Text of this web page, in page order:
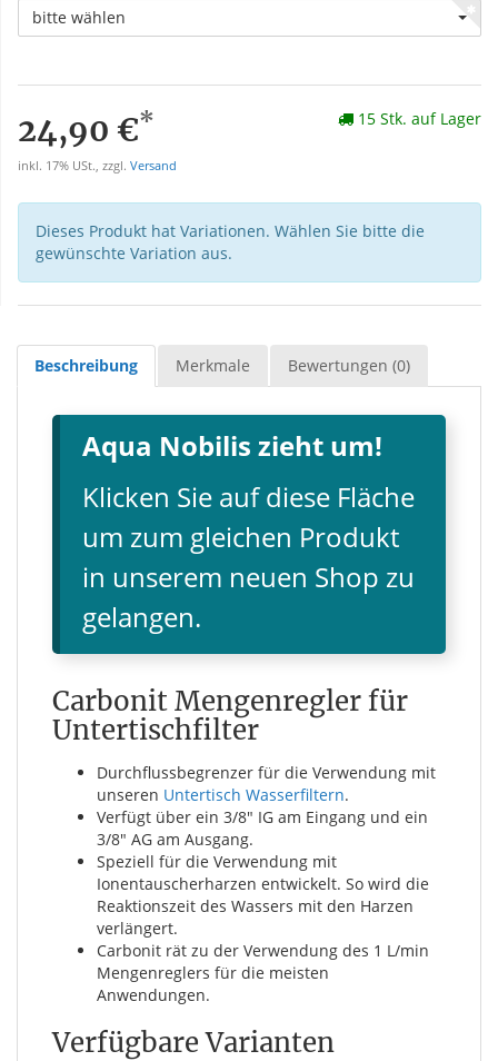
bitte wählen
24,90 €*
inkl. 17% USt., zzgl. Versand
15 Stk. auf Lager
Dieses Produkt hat Variationen. Wählen Sie bitte die
gewünschte Variation aus.
Beschreibung Merkmale Bewertungen (0)
Aqua Nobilis zieht um!
Klicken Sie auf diese Fläche
um zum gleichen Produkt
in unserem neuen Shop zu
gelangen.
Carbonit Mengenregler für
Untertischfilter
Durchflussbegrenzer für die Verwendung mit
unseren Untertisch Wasserfiltern.
Verfügt über ein 3/8" IG am Eingang und ein
3/8" AG am Ausgang.
Speziell für die Verwendung mit
Ionentauscherharzen entwickelt. So wird die
Reaktionszeit des Wassers mit den Harzen
verlängert.
Carbonit rät zu der Verwendung des 1 L/min
Mengenreglers für die meisten
Anwendungen.
Verfügbare Varianten